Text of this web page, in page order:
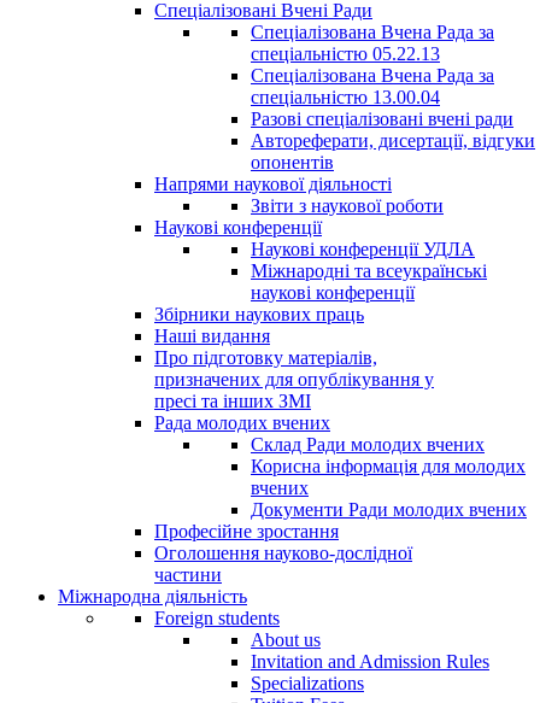
Спеціалізовані Вчені Ради
Спеціалізована Вчена Рада за
спеціальністю 05.22.13
Спеціалізована Вчена Рада за
спеціальністю 13.00.04
Разові спеціалізовані вчені ради
Автореферати, дисертації, відгуки
опонентів
Напрями наукової діяльності
Звіти з наукової роботи
Наукові конференції
Наукові конференції УДЛА
Міжнародні та всеукраїнські
наукові конференції
Збірники наукових праць
Наші видання
Про підготовку матеріалів,
призначених для опублікування у
пресі та інших ЗМІ
Рада молодих вчених
Склад Ради молодих вчених
Корисна інформація для молодих
вчених
Документи Ради молодих вчених
Професійне зростання
Оголошення науково-дослідної
частини
Міжнародна діяльність
Foreign students
About us
Invitation and Admission Rules
Specializations